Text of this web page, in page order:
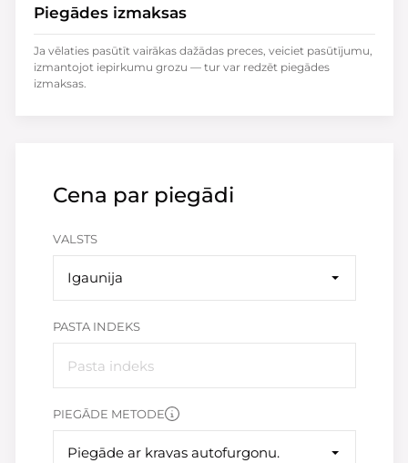
Cena par piegādi
VALSTS
Igaunija
PASTA INDEKS
PIEGĀDE METODE
Piegāde ar kravas autofurgonu.
Piegādes izmaksas
Ja vēlaties pasūtīt vairākas dažādas preces, veiciet pasūtījumu,
izmantojot iepirkumu grozu — tur var redzēt piegādes
izmaksas.